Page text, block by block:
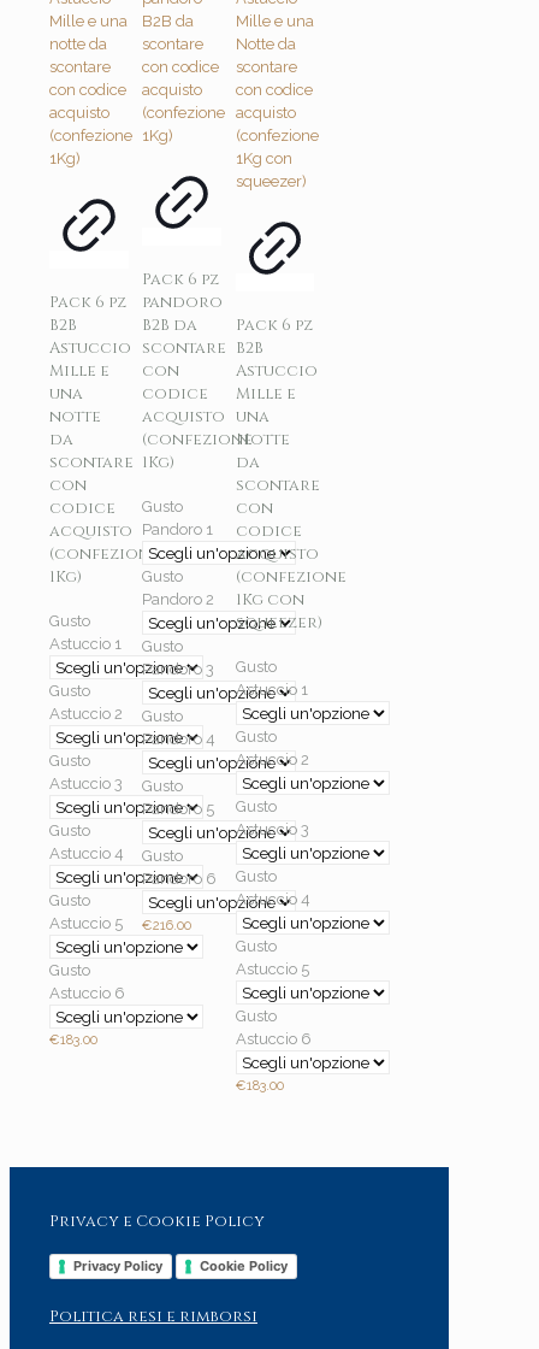
Pack 6 pz
B2B
Astuccio
Mille e
una
notte
da
scontare
con
codice
acquisto
(confezione
1Kg)
Gusto
Astuccio 1
Gusto
Astuccio 2
Gusto
Astuccio 3
Gusto
Astuccio 4
Gusto
Astuccio 5
Gusto
Astuccio 6
€183.00
Pack 6 pz
pandoro
B2B da
scontare
con
codice
acquisto
(confezione
1Kg)
Gusto
Pandoro 1
Gusto
Pandoro 2
Gusto
Pandoro 3
Gusto
Pandoro 4
Gusto
Pandoro 5
Gusto
Pandoro 6
€216.00
Pack 6 pz
B2B
Astuccio
Mille e
una
Notte
da
scontare
con
codice
acquisto
(confezione
1Kg con
squeezer)
Gusto
Astuccio 1
Gusto
Astuccio 2
Gusto
Astuccio 3
Gusto
Astuccio 4
Gusto
Astuccio 5
Gusto
Astuccio 6
€183.00
Privacy e Cookie Policy
Privacy Policy Cookie Policy
Politica resi e rimborsi